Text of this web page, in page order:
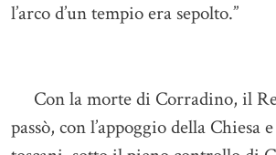
l’arco d’un tempio era sepolto.”
Con la morte di Corradino, il
passò, con l’appoggio della Chiesa